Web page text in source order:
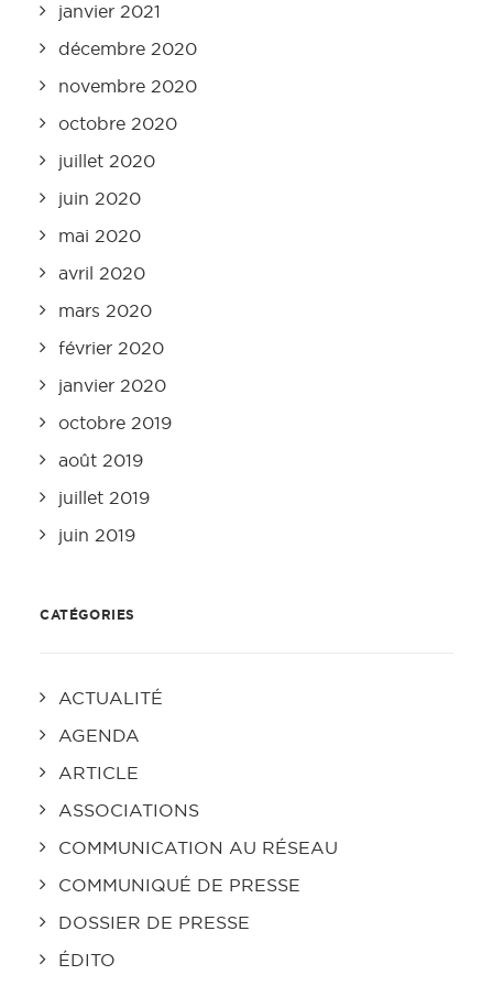
janvier 2021
décembre 2020
novembre 2020
octobre 2020
juillet 2020
juin 2020
mai 2020
avril 2020
mars 2020
février 2020
janvier 2020
octobre 2019
août 2019
juillet 2019
juin 2019
CATÉGORIES
ACTUALITÉ
AGENDA
ARTICLE
ASSOCIATIONS
COMMUNICATION AU RÉSEAU
COMMUNIQUÉ DE PRESSE
DOSSIER DE PRESSE
ÉDITO